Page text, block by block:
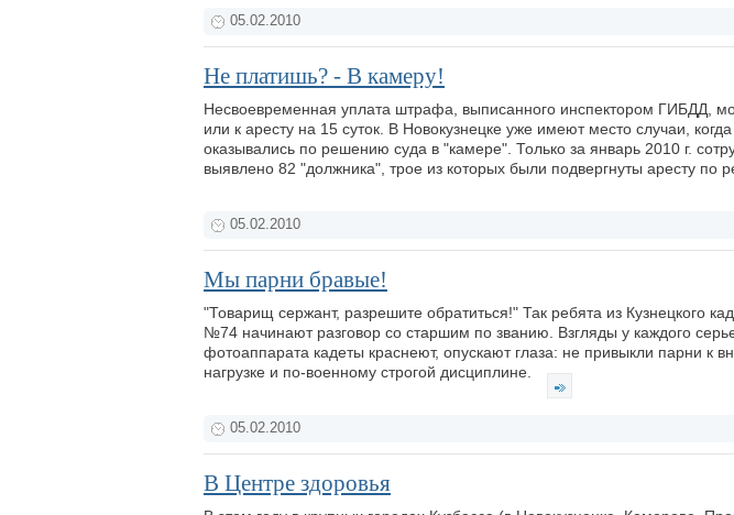
05.02.2010
Не платишь? - В камеру!
Несвоевременная уплата штрафа, выписанного инспектором ГИБДД,
или к аресту на 15 суток. В Новокузнецке уже имеют место случаи,
оказывались по решению суда в "камере". Только за январь 2010 г.
выявлено 82 "должника", трое из которых были подвергнуты аресту по
05.02.2010
Мы парни бравые!
"Товарищ сержант, разрешите обратиться!" Так ребята из Кузнецкого
№74 начинают разговор со старшим по званию. Взгляды у каждого
фотоаппарата кадеты краснеют, опускают глаза: не привыкли парни к
нагрузке и по-военному строгой дисциплине.
05.02.2010
В Центре здоровья